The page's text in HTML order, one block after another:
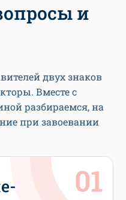
и
двух знаков
Вместе с
разбираемся, на
при завоевании